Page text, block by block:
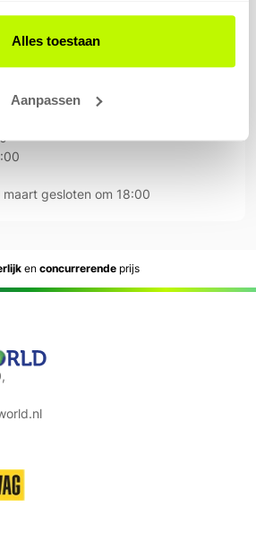
Alles toestaan
Aanpassen
21:00 (van 1 oktober tot 1 april
gesloten om 18:00
en concurrerende prijs